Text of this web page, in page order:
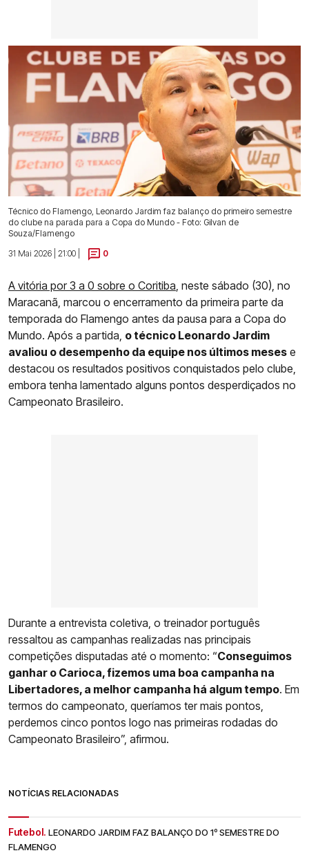
Técnico do Flamengo, Leonardo Jardim faz balanço do primeiro semestre
do clube na parada para a Copa do Mundo - Foto: Gilvan de
Souza/Flamengo
31 Mai 2026 | 21:00 |
0
A vitória por 3 a 0 sobre o Coritiba , neste sábado (30), no
Maracanã, marcou o encerramento da primeira parte da
temporada do Flamengo antes da pausa para a Copa do
Mundo. Após a partida, o técnico Leonardo Jardim
avaliou o desempenho da equipe nos últimos meses e
destacou os resultados positivos conquistados pelo clube,
embora tenha lamentado alguns pontos desperdiçados no
Campeonato Brasileiro.
Durante a entrevista coletiva, o treinador português
ressaltou as campanhas realizadas nas principais
competições disputadas até o momento: “Conseguimos
ganhar o Carioca, fizemos uma boa campanha na
Libertadores, a melhor campanha há algum tempo. Em
termos do campeonato, queríamos ter mais pontos,
perdemos cinco pontos logo nas primeiras rodadas do
Campeonato Brasileiro”, afirmou.
NOTÍCIAS RELACIONADAS
Futebol. LEONARDO JARDIM FAZ BALANÇO DO 1º SEMESTRE DO
FLAMENGO